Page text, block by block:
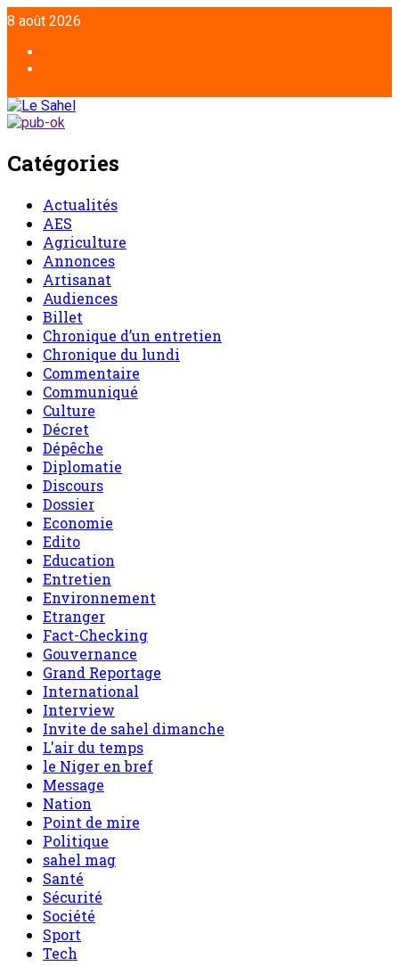
8 août 2026
Catégories
Actualités
AES
Agriculture
Annonces
Artisanat
Audiences
Billet
Chronique d’un entretien
Chronique du lundi
Commentaire
Communiqué
Culture
Décret
Dépêche
Diplomatie
Discours
Dossier
Economie
Edito
Education
Entretien
Environnement
Etranger
Fact-Checking
Gouvernance
Grand Reportage
International
Interview
Invite de sahel dimanche
L'air du temps
le Niger en bref
Message
Nation
Point de mire
Politique
sahel mag
Santé
Sécurité
Société
Sport
Tech